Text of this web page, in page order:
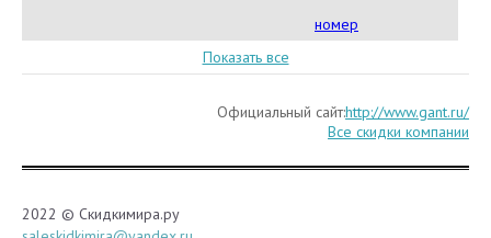
26-
номер
Показать все
Официальный сайт:http://www.gant.ru/
Все скидки компании
2022 © Скидкимира.ру